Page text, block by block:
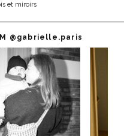
et miroirs
@gabrielle.paris